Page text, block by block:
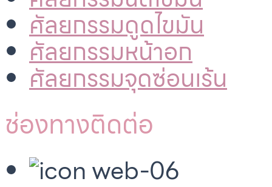
ศัลยกรรมดูดไขมัน
ศัลยกรรมหน้าอก
ศัลยกรรมจุดซ่อนเร้น
ช่องทางติดต่อ